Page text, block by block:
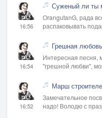
16:56
Суженый ли ты
OrangutanG, рада
распаковывать
16:54
Грешная любовь
Интересная песня,
"грешной любви",
16:52
Марш
Замечательное
надо! Володю с